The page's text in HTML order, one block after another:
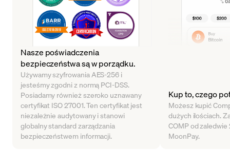
Nasze poświadczenia
bezpieczeństwa są w porządku.
Używamy szyfrowania AES-256 i
jesteśmy zgodni z normą PCI-DSS.
Posiadamy również szeroko uznawany
certyfikat ISO 27001. Ten certyfikat jest
niezależnie audytowany i stanowi
globalny standard zarządzania
bezpieczeństwem informacji.
Kup to, czego
Możesz kupić
dużych ilościach.
COMP od
MoonPay.